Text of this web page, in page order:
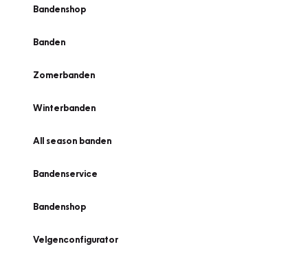
Bandenshop
Banden
Zomerbanden
Winterbanden
All season banden
Bandenservice
Bandenshop
Velgenconfigurator